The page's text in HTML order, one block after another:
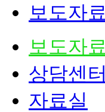
보도자료
보도자료
상담센터
자료실